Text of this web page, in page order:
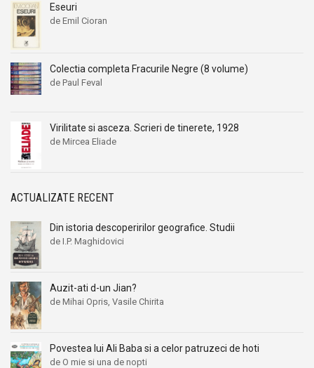
Eseuri
de Emil Cioran
Colectia completa Fracurile Negre (8 volume)
de Paul Feval
Virilitate si asceza. Scrieri de tinerete, 1928
de Mircea Eliade
ACTUALIZATE RECENT
Din istoria descoperirilor geografice. Studii
de I.P. Maghidovici
Auzit-ati d-un Jian?
de Mihai Opris, Vasile Chirita
Povestea lui Ali Baba si a celor patruzeci de hoti
de O mie si una de nopti